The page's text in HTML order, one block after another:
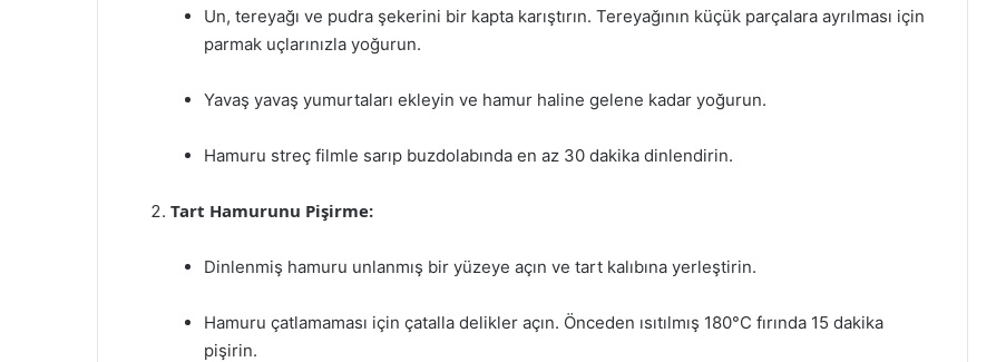
Un, tereyağı ve pudra şekerini bir kapta karıştırın. Tereyağının küçük parçalara ayrılması için
parmak uçlarınızla yoğurun.
Yavaş yavaş yumurtaları ekleyin ve hamur haline gelene kadar yoğurun.
Hamuru streç filmle sarıp buzdolabında en az 30 dakika dinlendirin.
Tart Hamurunu Pişirme:
Dinlenmiş hamuru unlanmış bir yüzeye açın ve tart kalıbına yerleştirin.
Hamuru çatlamaması için çatalla delikler açın. Önceden ısıtılmış 180°C fırında 15 dakika
pişirin.